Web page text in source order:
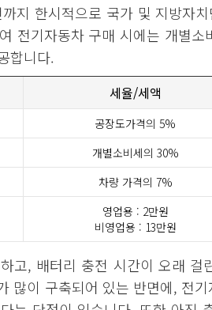
지 한시적으로 국가 및 지방자
전기자동차 구매 시에는 개별
합니다.
세율/세액
공장도가격의 5%
개별소비세의 30%
차량 가격의 7%
영업용 : 2만원
비영업용 : 13만원
고, 배터리 충전 시간이 오래
많이 구축되어 있는 반면에, 전